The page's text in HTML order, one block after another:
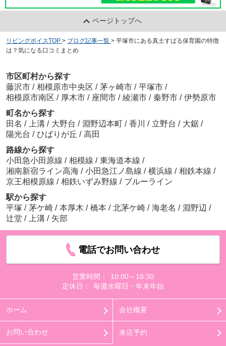
ページトップへ
リビングボイスTOP > ブログ記事一覧 > 平塚市にある真土すばる保育園の特徴
は？気になる口コミまとめ
市区町村から探す
藤沢市 / 相模原市中央区 / 茅ヶ崎市 / 平塚市 /
相模原市南区 / 厚木市 / 座間市 / 綾瀬市 / 秦野市 / 伊勢原市
町名から探す
田名 / 上溝 / 大野台 / 淵野辺本町 / 香川 / 立野台 / 大鋸 /
陽光台 / ひばりが丘 / 高田
路線から探す
小田急小田原線 / 相模線 / 東海道本線 /
湘南新宿ライン高海 / 小田急江ノ島線 / 横浜線 / 相鉄本線 /
京王相模原線 / 相鉄いずみ野線 / ブルーライン
駅から探す
平塚 / 茅ケ崎 / 本厚木 / 橋本 / 北茅ケ崎 / 海老名 / 淵野辺 /
辻堂 / 上溝 / 矢部
電話でお問い合わせ
営業時間：
10:00～18:30
定休日：
毎週水曜日・年末年始
ホーム 会社概要
お問い合わせ 来店予約